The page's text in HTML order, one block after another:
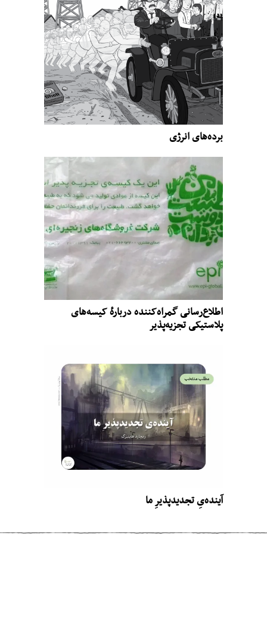
برده‌های انرژی
اطلاع‌رسانی گمراه‌کننده دربارهٔ کیسه‌های
پلاستیکی تجزیه‌پذیر
آینده‌یِ تجدیدپذیرِ ما